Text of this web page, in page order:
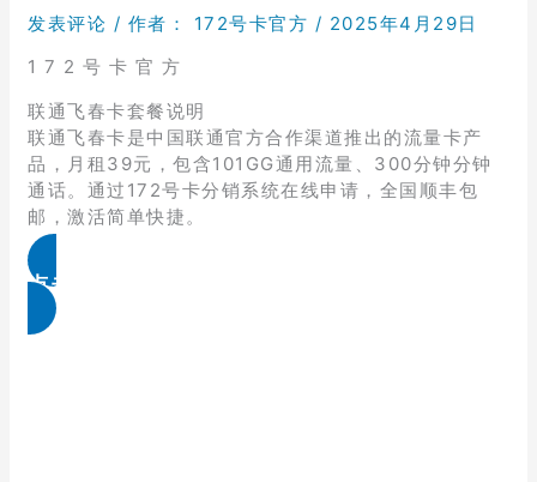
发表评论 / 作者： 172号卡官方 / 2025年4月29日
1 7 2 号 卡 官 方
联通飞春卡套餐说明
联通飞春卡是中国联通官方合作渠道推出的流量卡产
品，月租39元，包含101GG通用流量、300分钟分钟
通话。通过172号卡分销系统在线申请，全国顺丰包
邮，激活简单快捷。
点击免费领取